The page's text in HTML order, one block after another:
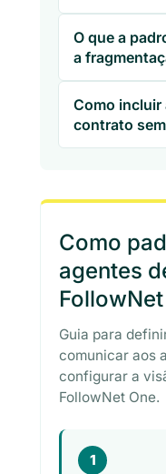
O que a
a
Como incluir
contrato
Como
agentes
Guia para
comunicar aos
configurar a
FollowNet One.
1